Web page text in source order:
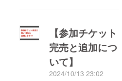
ディング100%まで残
り10%足りない状態で
す。今回は開催する会
場の収容人数（※余裕
【参加チケット
完売と追加につ
いて】
2024/10/13 23:02